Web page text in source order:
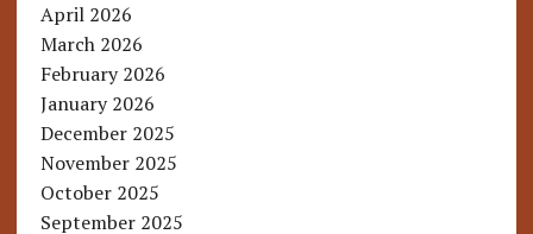
April 2026
March 2026
February 2026
January 2026
December 2025
November 2025
October 2025
September 2025